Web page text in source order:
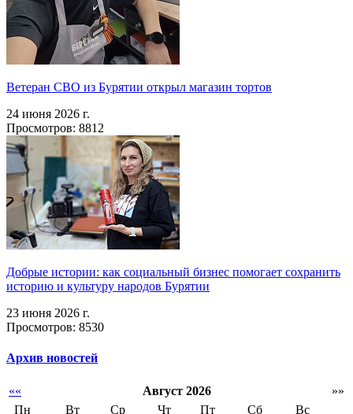
Ветеран СВО из Бурятии открыл магазин тортов
24 июня 2026 г.
Просмотров: 8812
Добрые истории: как социальный бизнес помогает сохранить
историю и культуру народов Бурятии
23 июня 2026 г.
Просмотров: 8530
Архив новостей
«« Август 2026
»»
Пн
Вт Ср Чт Пт Сб Вс